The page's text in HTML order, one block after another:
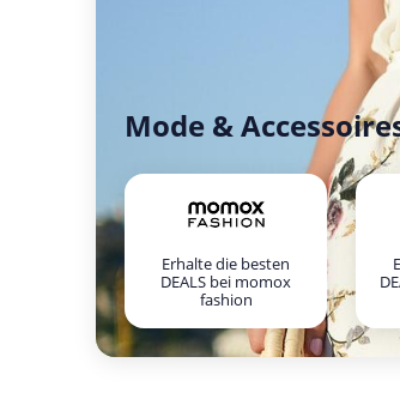
Mode &
Erhalte die besten
DEALS bei momox
fashion